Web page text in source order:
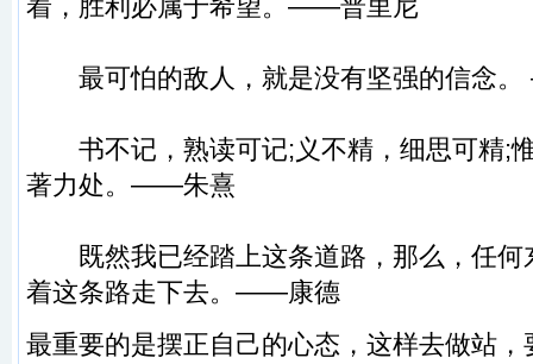
着，胜利必属于希望。——普里尼
最可怕的敌人，就是没有坚强的信念
书不记，熟读可记;义不精，细思可精;
著力处。——朱熹
既然我已经踏上这条道路，那么，任何
着这条路走下去。——康德
最重要的是摆正自己的心态，这样去做站